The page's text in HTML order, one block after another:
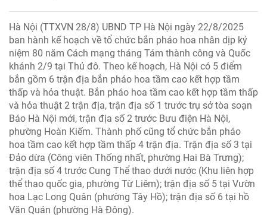
Hà Nội (TTXVN 28/8) UBND TP Hà Nội ngày 22/8/2025
ban hành kế hoạch về tổ chức bắn pháo hoa nhân dịp kỷ
niệm 80 năm Cách mạng tháng Tám thành công và Quốc
khánh 2/9 tại Thủ đô. Theo kế hoạch, Hà Nội có 5 điểm
bắn gồm 6 trận địa bắn pháo hoa tầm cao kết hợp tầm
thấp và hỏa thuật. Bắn pháo hoa tầm cao kết hợp tầm thấp
và hỏa thuật 2 trận địa, trận địa số 1 trước trụ sở tòa soạn
Báo Hà Nội mới, trận địa số 2 trước Bưu điện Hà Nội,
phường Hoàn Kiếm. Thành phố cũng tổ chức bắn pháo
hoa tầm cao kết hợp tầm thấp 4 trận địa. Trận địa số 3 tại
Đảo dừa (Công viên Thống nhất, phường Hai Bà Trưng);
trận địa số 4 trước Cung Thể thao dưới nước (Khu liên hợp
thể thao quốc gia, phường Từ Liêm); trận địa số 5 tại Vườn
hoa Lạc Long Quân (phường Tây Hồ); trận địa số 6 tại hồ
Văn Quán (phường Hà Đông).